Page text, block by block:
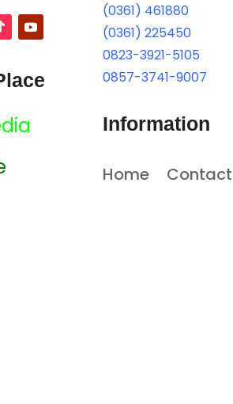
(0361) 461880
(0361) 225450
0823-3921-5105
0857-3741-9007
Information
Home Contact